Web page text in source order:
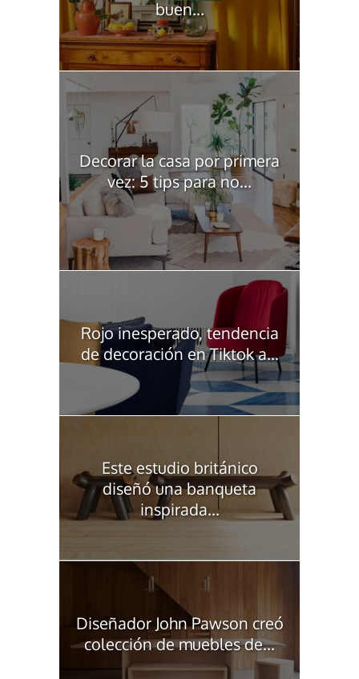
buen...
Decorar la casa por primera
vez: 5 tips para no...
Rojo inesperado, tendencia
de decoración en Tiktok a...
Este estudio británico
diseñó una banqueta
inspirada...
Diseñador John Pawson creó
colección de muebles de...